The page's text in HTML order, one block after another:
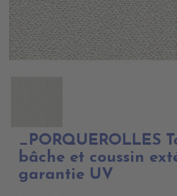
_PORQUEROLLES
bâche et coussin
garantie UV